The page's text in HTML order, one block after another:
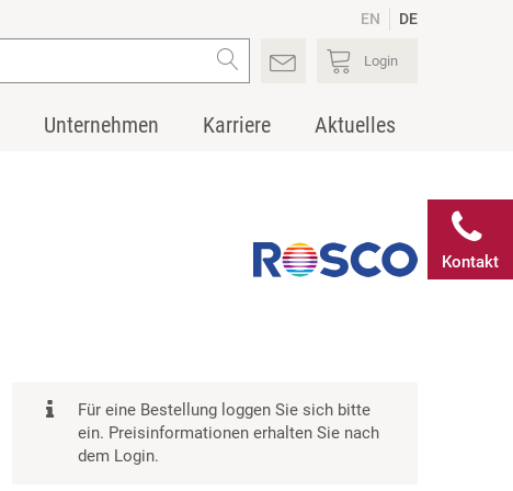
EN DE
Login
Unternehmen Karriere Aktuelles
Kontakt
Für eine Bestellung loggen Sie sich bitte
ein. Preisinformationen erhalten Sie nach
dem Login.